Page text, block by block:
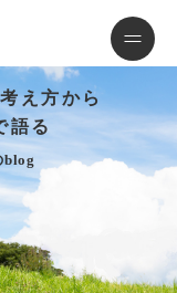
え方から
語る
blog